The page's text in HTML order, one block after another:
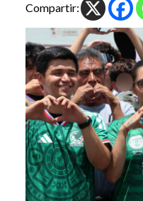
Compartir: